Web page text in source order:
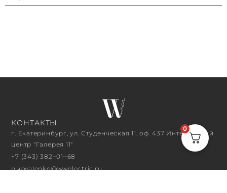
КОНТАКТЫ
г. Екатеринбург, ул. Студенческая 11, оф. 437 Интерьерный
центр "Галерея 11"
+7 (343) 382‒01‒68
n.kovalenko@wwelectric.ru
0